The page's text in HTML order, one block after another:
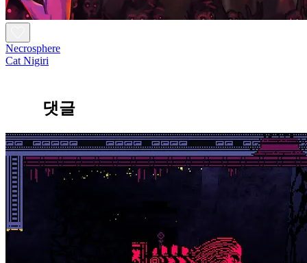
Necrosphere
Cat Nigiri
댓글